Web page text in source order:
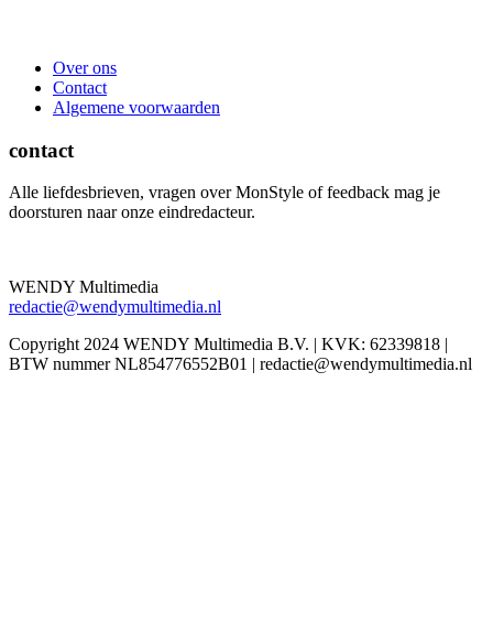
Over ons
Contact
Algemene voorwaarden
contact
Alle liefdesbrieven, vragen over MonStyle of feedback mag je
doorsturen naar onze eindredacteur.
WENDY Multimedia
redactie@wendymultimedia.nl
Copyright 2024 WENDY Multimedia B.V. | KVK: 62339818 |
BTW nummer NL854776552B01 | redactie@wendymultimedia.nl